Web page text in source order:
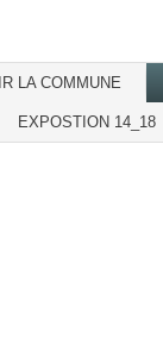
LA COMMUNE
EXPOSTION 14_18